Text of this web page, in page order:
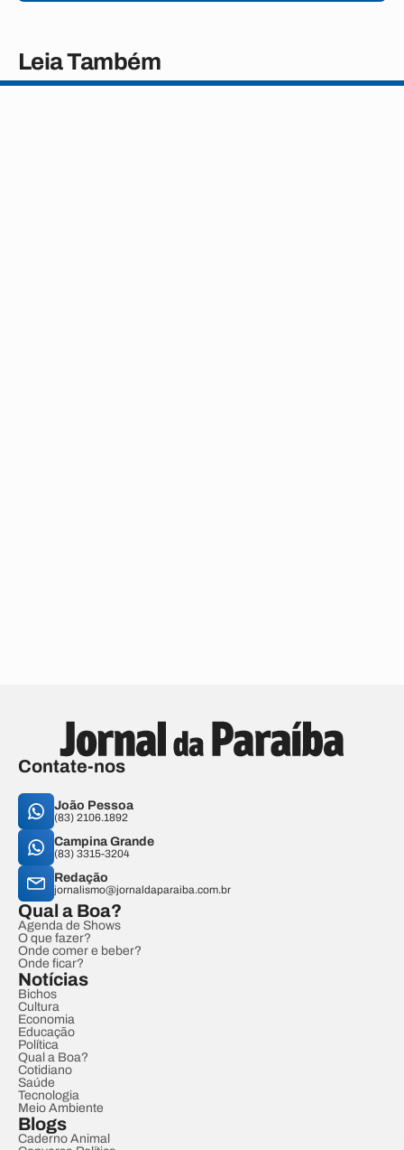
Leia Também
Contate-nos
João Pessoa
(83) 2106.1892
Campina Grande
(83) 3315-3204
Redação
jornalismo@jornaldaparaiba.com.br
Qual a Boa?
Agenda de Shows
O que fazer?
Onde comer e beber?
Onde ficar?
Notícias
Bichos
Cultura
Economia
Educação
Política
Qual a Boa?
Cotidiano
Saúde
Tecnologia
Meio Ambiente
Blogs
Caderno Animal